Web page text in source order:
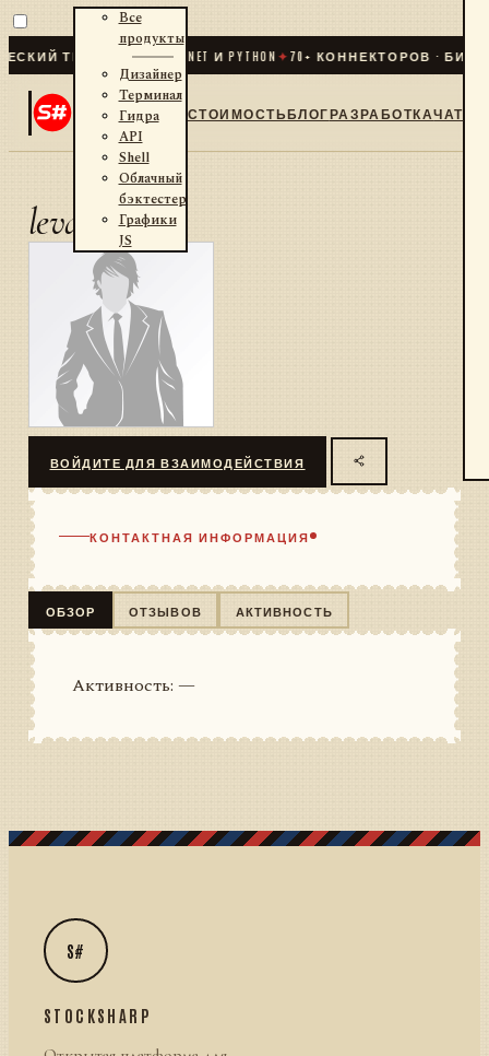
ТРЕЙДИНГ ДЛЯ .NET И PYTHON✦70+ КОННЕКТОРОВ ·
Все
продукты
Дизайнер
Терминал
Гидра
API
Shell
Облачный
бэктестер
Графики
JS
СТОИМОСТЬБЛОГРАЗРАБОТКАЧАТ
levdau
ВОЙДИТЕ ДЛЯ ВЗАИМОДЕЙСТВИЯ
КОНТАКТНАЯ ИНФОРМАЦИЯ
ОБЗОР ОТЗЫВОВ АКТИВНОСТЬ
Активность: —
S#
STOCKSHARP